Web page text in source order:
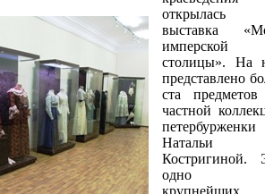
открылась
выставка
имперской
столицы». На
представлено
ста
частной
петербурженки
Натальи
Костригиной.
одно
крупнейших